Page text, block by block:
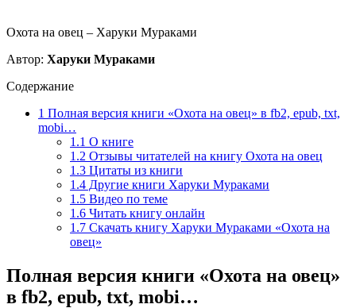
Охота на овец – Харуки Мураками
Автор: Харуки Мураками
Содержание
1 Полная версия книги «Охота на овец» в fb2, epub, txt,
mobi…
1.1 О книге
1.2 Отзывы читателей на книгу Охота на овец
1.3 Цитаты из книги
1.4 Другие книги Харуки Мураками
1.5 Видео по теме
1.6 Читать книгу онлайн
1.7 Скачать книгу Харуки Мураками «Охота на
овец»
Полная версия книги «Охота на овец»
в fb2, epub, txt, mobi…